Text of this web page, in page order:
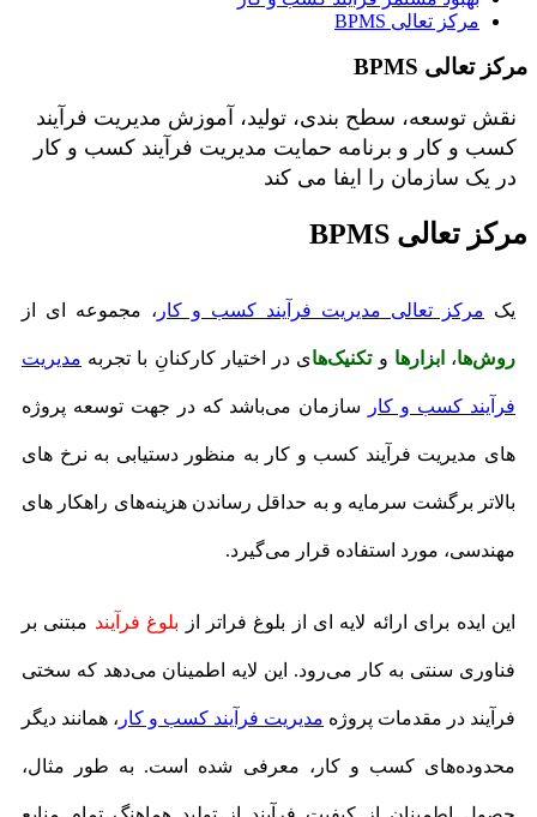
مرکز تعالی BPMS
مرکز تعالی BPMS
نقش توسعه، سطح بندی، تولید، آموزش مدیریت فرآیند
کسب و کار و برنامه حمایت مدیریت فرآیند کسب و کار
در یک سازمان را ایفا می کند
مرکز تعالی BPMS
یک مرکز تعالی مدیریت فرآیند کسب و کار ، مجموعه ای از
روش‌ها، ابزارها وتکنیک‌های در اختیار کارکنانِ با تجربه مدیریت
فرآیند کسب و کار سازمان می‌باشد كه در جهت توسعه پروژه
های مدیریت فرآیند کسب و کار به منظور دستیابی به نرخ های
بالاتر برگشت سرمایه و به حداقل رساندن هزینه‌های راهكار های
مهندسی، مورد استفاده قرار می‌گیرد.
این ایده برای ارائه لایه ای از بلوغ فراتر از بلوغ فرآیند مبتنی بر
فناوری سنتی به كار می‌رود. این لایه اطمینان می‌دهد که سختی
فرآیند در مقدمات پروژه مدیریت فرآیند کسب و کار ، همانند دیگر
محدوده‌های کسب و کار، معرفی شده است. به طور مثال،